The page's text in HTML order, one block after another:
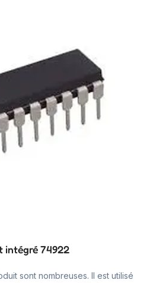
intégré 74922
sont nombreuses. Il est utilisé